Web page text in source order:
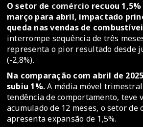
O setor de comércio recuou
março para abril, impactado
queda nas vendas de
interrompe sequência de três
representa o pior resultado desde
(-2,8%).
Na comparação com abril de
subiu 1%.A média móvel
tendência de comportamento, teve
acumulado de 12 meses, o setor de
apresenta expansão de 1,5%.